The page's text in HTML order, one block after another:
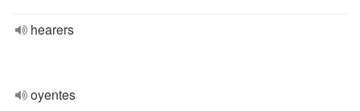
hearers
oyentes